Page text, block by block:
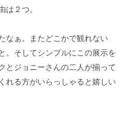
は２つ。
なぁ。またどこかで観れない
。そしてシンプルにこの展示を
とジョニーさんの二人が揃って
れる方がいらっしゃると嬉しい